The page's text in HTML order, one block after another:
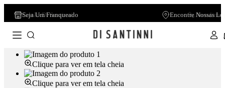
Cartão Di Santinni
Clique para ver em tela cheia
Clique para ver em tela cheia